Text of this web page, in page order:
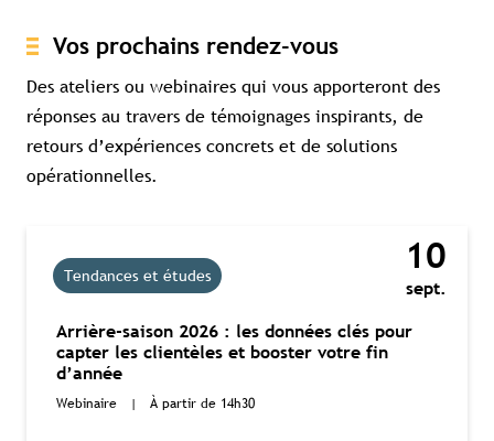
Vos prochains rendez-vous
Des ateliers ou webinaires qui vous apporteront des
réponses au travers de témoignages inspirants, de
retours d’expériences concrets et de solutions
opérationnelles.
Tendances et études
10
sept.
Arrière-saison 2026 : les données clés pour
capter les clientèles et booster votre fin
d’année
Webinaire | À partir de 14h30